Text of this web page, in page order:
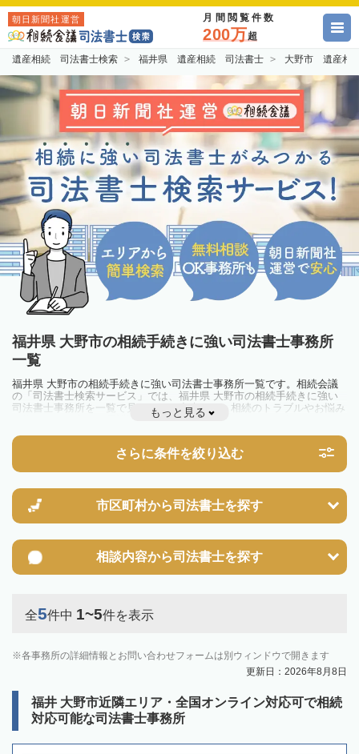
朝日新聞社運営 月間閲覧件数
200万超
遺産相続 司法書士検索 福井県 遺産相続 司法書士 大野市 遺産相
福井県 大野市の相続手続きに強い司法書士事務所
一覧
福井県 大野市の相続手続きに強い司法書士事務所一覧です。相続会議
の「司法書士検索サービス」では、福井県 大野市の相続手続きに強い
司法書士事務所を一覧で見ることが出来ます。相続のトラブルやお悩み
を抱えている方は一度近隣の司法書士に相談してみましょう。
もっと見る
さらに条件を絞り込む
市区町村から司法書士を探す
相談内容から司法書士を探す
全5件中 1~5件を表示
各事務所の詳細情報とお問い合わせフォームは別ウィンドウで開きます
更新日：2026年8月8日
福井 大野市近隣エリア・全国オンライン対応可で相続
対応可能な司法書士事務所